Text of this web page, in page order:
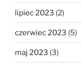
lipiec 2023 (2)
czerwiec 2023 (5)
maj 2023 (3)